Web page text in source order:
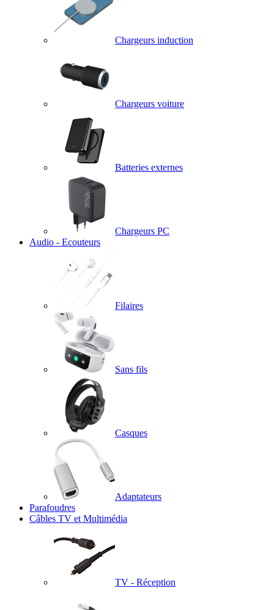
Chargeurs induction
Chargeurs voiture
Batteries externes
Chargeurs PC
Audio - Ecouteurs
Filaires
Sans fils
Casques
Adaptateurs
Parafoudres
Câbles TV et Multimédia
TV - Réception